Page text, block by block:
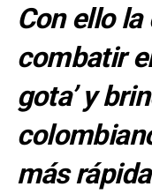
Con ello
combatir
gota’ y
más